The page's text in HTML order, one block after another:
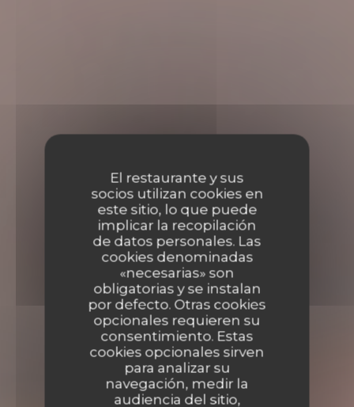
El restaurante y sus
socios utilizan cookies en
este sitio, lo que puede
implicar la recopilación
de datos personales. Las
cookies denominadas
«necesarias» son
obligatorias y se instalan
por defecto. Otras cookies
opcionales requieren su
consentimiento. Estas
cookies opcionales sirven
para analizar su
navegación, medir la
audiencia del sitio,